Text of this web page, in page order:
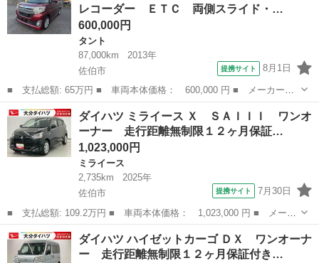
両パワース...
レコーダー ＥＴＣ 両側スライド・…
600,000円
タント
87,000km
2013年
佐伯市
提携サイト 8月1日
■ 支払総額: 65万円 ■ 車両本体価格： 600,000 円 ■ メーカー
名： ダイハツ ■ 車種名： タント ■ グレード名： カスタム
Ｘ ＳＡ ドライブレコーダー ＥＴＣ 両側スライド・片側電動
ナビ ＴＶ 衝突被...
大分 佐伯市 タント
ダイハツ ミライース Ｘ ＳＡＩＩＩ ワンオ
ーナー 走行距離無制限１２ヶ月保証…
1,023,000円
ミライース
2,735km
2025年
佐伯市
提携サイト 7月30日
■ 支払総額: 109.2万円 ■ 車両本体価格： 1,023,000 円 ■ メーカ
ー名： ダイハツ ■ 車種名： ミライース ■ グレード名： Ｘ
ＳＡＩＩＩ ワンオーナー 走行距離無制限１２ヶ月保証付き 踏み
間違い防...
大分 佐伯市 ミライース
ダイハツ ハイゼットカーゴ ＤＸ ワンオーナ
ー 走行距離無制限１２ヶ月保証付き…